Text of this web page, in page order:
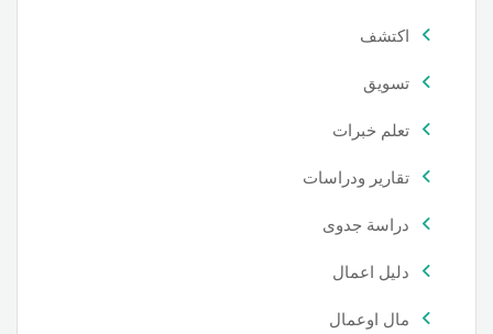
اكتشف
تسويق
تعلم خبرات
تقارير ودراسات
دراسة جدوى
دليل اعمال
مال اوعمال